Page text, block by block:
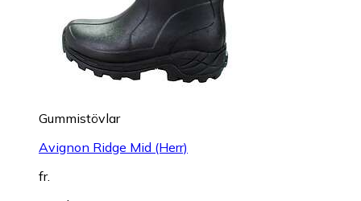
Gummistövlar
Avignon Ridge Mid (Herr)
fr.